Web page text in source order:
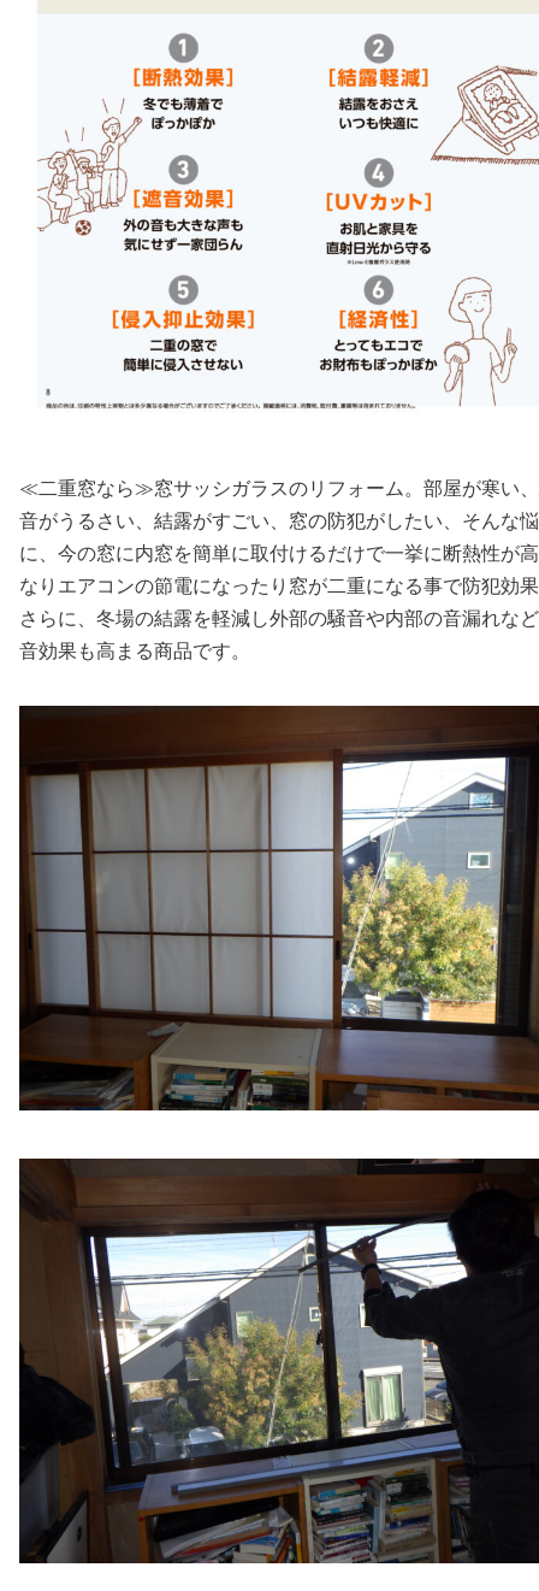
≪二重窓なら≫窓サッシガラスのリフォーム。部屋が寒い
音がうるさい、結露がすごい、窓の防犯がしたい、そんな
に、今の窓に内窓を簡単に取付けるだけで一挙に断熱性が
なりエアコンの節電になったり窓が二重になる事で防犯効
さらに、冬場の結露を軽減し外部の騒音や内部の音漏れな
音効果も高まる商品です。